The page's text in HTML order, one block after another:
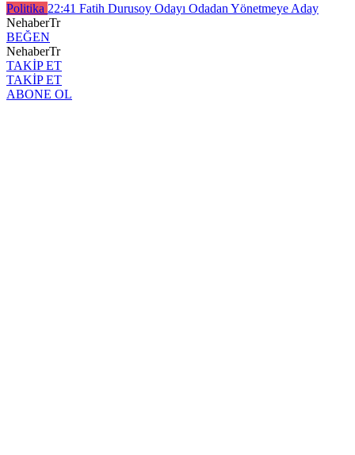
Politika 22:41 Fatih Durusoy Odayı Odadan Yönetmeye Aday
NehaberTr
BEĞEN
NehaberTr
TAKİP ET
TAKİP ET
ABONE OL